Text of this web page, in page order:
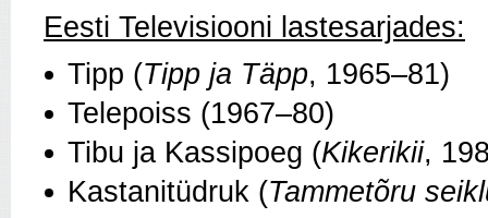
Eesti Televisiooni lastesarjades:
Tipp (Tipp ja Täpp, 1965–81)
Telepoiss (1967–80)
Tibu ja Kassipoeg (Kikerikii,
Kastanitüdruk (Tammetõru